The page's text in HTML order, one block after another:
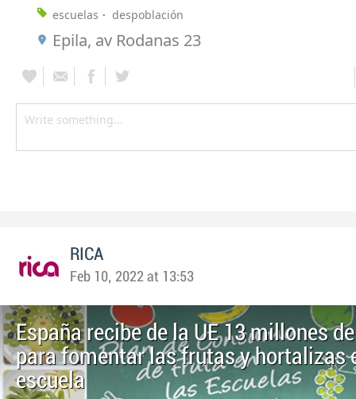
escuelas
despoblación
Epila, av Rodanas 23
RICA
Feb 10, 2022 at 13:53
España recibe de la UE 13 millones
para fomentar las frutas y hortalizas
escuela